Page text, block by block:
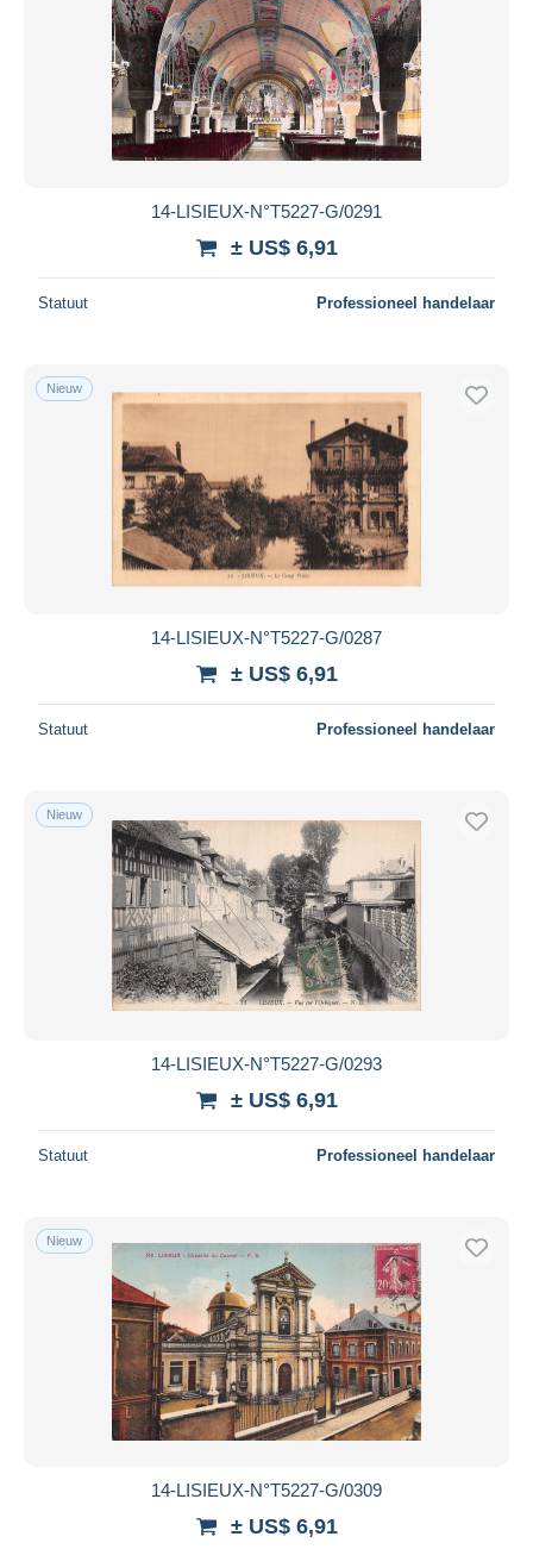
14-LISIEUX-N°T5227-G/0291
± US$ 6,91
Statuut Professioneel handelaar
Nieuw
14-LISIEUX-N°T5227-G/0287
± US$ 6,91
Statuut Professioneel handelaar
Nieuw
14-LISIEUX-N°T5227-G/0293
± US$ 6,91
Statuut Professioneel handelaar
Nieuw
14-LISIEUX-N°T5227-G/0309
± US$ 6,91